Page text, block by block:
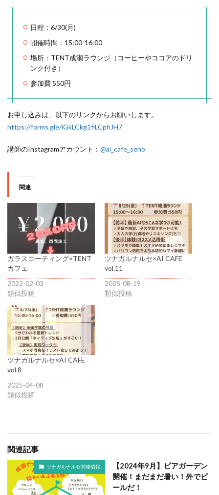
日程：6/30(月)
開催時間：15:00-16:00
場所：TENT成瀬ラウンジ（コーヒーやココアのドリ
ンク付き）
参加費 550円
お申し込みは、以下のリンクからお願いします。
https://forms.gle/iGkLCkg1fiLCphJH7
講師のInstagramアカウント： @ai_cafe_seno
関連
ガラスコーティング×TENT
カフェ
2022-02-03
類似投稿
ツナガルナルセ×AI CAFE
vol.11
2025-08-19
類似投稿
ツナガルナルセ×AI CAFE
vol.8
2025-04-08
類似投稿
関連記事
ツナガルナルセ関連情報
【2024年9月】ビアガーデン
開催！まだまだ暑い！外でビ
ールだ！